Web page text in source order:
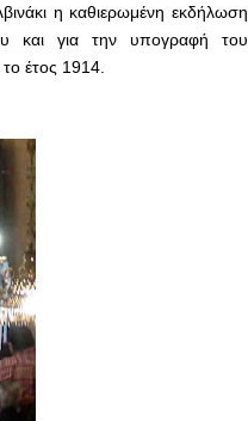
η καθιερωμένη εκδήλωση
και για την υπογραφή του
έτος 1914.